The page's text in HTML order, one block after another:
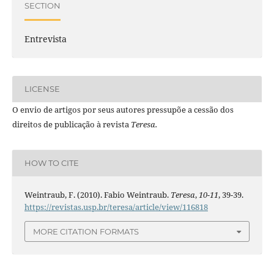
SECTION
Entrevista
LICENSE
O envio de artigos por seus autores pressupõe a cessão dos
direitos de publicação à revista Teresa.
HOW TO CITE
Weintraub, F. (2010). Fabio Weintraub. Teresa,10-11, 39-39.
https://revistas.usp.br/teresa/article/view/116818
MORE CITATION FORMATS